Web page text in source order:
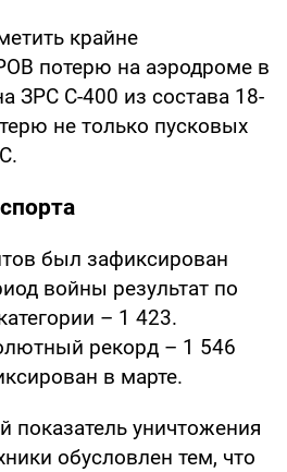
крайне
потерю на аэродроме в
ЗРС С-400 из состава 18-
не только пусковых
был зафиксирован
войны результат по
– 1 423.
рекорд – 1 546
в марте.
показатель уничтожения
обусловлен тем, что